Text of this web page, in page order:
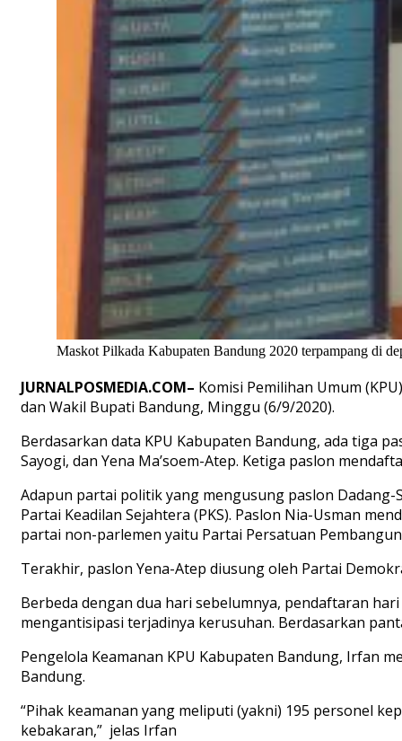
Maskot Pilkada Kabupaten Bandung 2020 terpampang di
JURNALPOSMEDIA.COM– Komisi Pemilihan Umum
dan Wakil Bupati Bandung, Minggu (6/9/2020).
Berdasarkan data KPU Kabupaten Bandung, ada tiga
Sayogi, dan Yena Ma’soem-Atep. Ketiga paslon
Adapun partai politik yang mengusung paslon Dadang-
Partai Keadilan Sejahtera (PKS). Paslon Nia-Usman
partai non-parlemen yaitu Partai Persatuan
Terakhir, paslon Yena-Atep diusung oleh Partai
Berbeda dengan dua hari sebelumnya, pendaftaran
mengantisipasi terjadinya kerusuhan. Berdasarkan
Pengelola Keamanan KPU Kabupaten Bandung, Irfan
Bandung.
“Pihak keamanan yang meliputi (yakni) 195 personel
kebakaran,” jelas Irfan